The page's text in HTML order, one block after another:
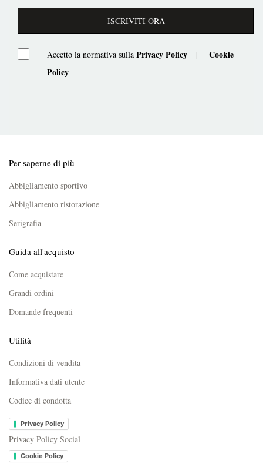
ISCRIVITI ORA
Accetto la normativa sulla Privacy Policy |
Cookie
Policy
Per saperne di più
Abbigliamento sportivo
Abbigliamento ristorazione
Serigrafia
Guida all'acquisto
Come acquistare
Grandi ordini
Domande frequenti
Utilità
Condizioni di vendita
Informativa dati utente
Codice di condotta
Privacy Policy
Privacy Policy Social
Cookie Policy